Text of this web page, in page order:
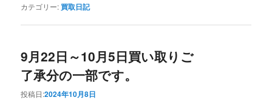
カテゴリー: 買取日記
9月22日～10月5日買い取りご
了承分の一部です。
投稿日:2024年10月8日